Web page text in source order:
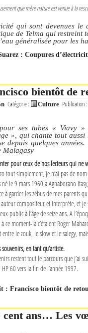
que mère nature est venue à la
qui sont devenues
de Telma qui restreint
généralisée pour les
: Coupures
bientôt de
Catégorie : Culture Publication :
ses tubes « Viavy »
», qui chante tout aussi
depuis quelques
Malagasy
pour ceux de nos lecteurs qui ne
tout simplement, je n’ai pas de
le 9 mars 1960 à Agnaborano
à garder les zébus de mes parents
compositeur et interprète, et
public à l’âge de seize ans. A
ce moment-là c’étaient Roger
le zouk, le slow et le salegy,
en tant qu’artiste.
restent tout le parcours que j’ai
60 vers la fin de l’année 1997.
: Francisco bientôt de
ans… Les